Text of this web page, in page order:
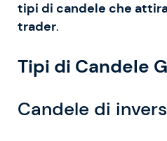
tipi di candele che
trader.
Tipi di Candele
Candele di